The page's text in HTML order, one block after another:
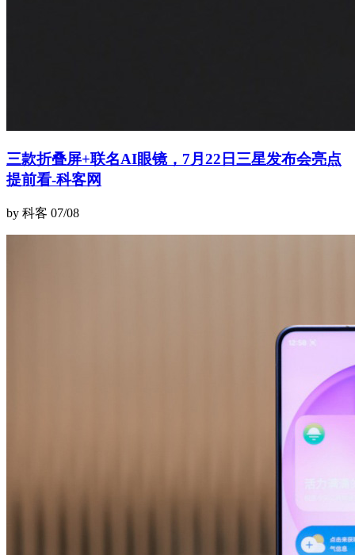
三款折叠屏+联名AI眼镜，7月22日三星发布会亮点
提前看-科客网
by 科客 07/08